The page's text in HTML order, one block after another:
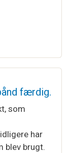
færdig.
som
har
blev brugt.